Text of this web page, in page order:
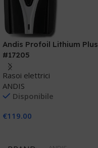
Andis Profoil Lithium Plus
#17205
Rasoi elettrici
ANDIS
Disponibile
€119.00